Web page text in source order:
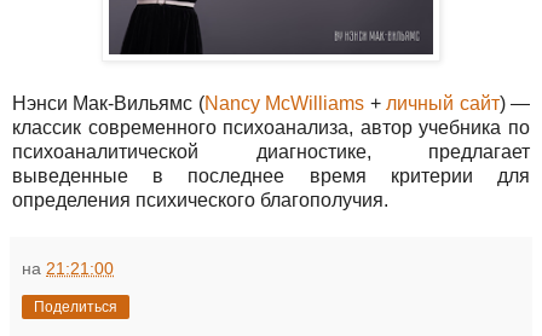
Нэнси Мак-Вильямс (Nancy McWilliams + личный сайт) —
классик современного психоанализа, автор учебника по
психоаналитической диагностике, предлагает
выведенные в последнее время критерии для
определения психического благополучия.
на 21:21:00
Поделиться